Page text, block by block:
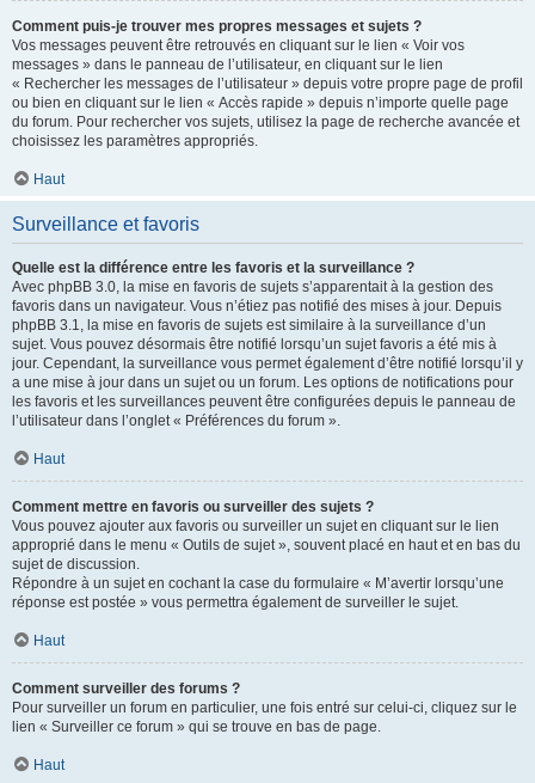
Comment puis-je trouver mes propres messages et sujets ?
Vos messages peuvent être retrouvés en cliquant sur le lien « Voir vos
messages » dans le panneau de l’utilisateur, en cliquant sur le lien
« Rechercher les messages de l’utilisateur » depuis votre propre page de profil
ou bien en cliquant sur le lien « Accès rapide » depuis n’importe quelle page
du forum. Pour rechercher vos sujets, utilisez la page de recherche avancée et
choisissez les paramètres appropriés.
Haut
Surveillance et favoris
Quelle est la différence entre les favoris et la surveillance ?
Avec phpBB 3.0, la mise en favoris de sujets s’apparentait à la gestion des
favoris dans un navigateur. Vous n’étiez pas notifié des mises à jour. Depuis
phpBB 3.1, la mise en favoris de sujets est similaire à la surveillance d’un
sujet. Vous pouvez désormais être notifié lorsqu’un sujet favoris a été mis à
jour. Cependant, la surveillance vous permet également d’être notifié lorsqu’il y
a une mise à jour dans un sujet ou un forum. Les options de notifications pour
les favoris et les surveillances peuvent être configurées depuis le panneau de
l’utilisateur dans l’onglet « Préférences du forum ».
Haut
Comment mettre en favoris ou surveiller des sujets ?
Vous pouvez ajouter aux favoris ou surveiller un sujet en cliquant sur le lien
approprié dans le menu « Outils de sujet », souvent placé en haut et en bas du
sujet de discussion.
Répondre à un sujet en cochant la case du formulaire « M’avertir lorsqu’une
réponse est postée » vous permettra également de surveiller le sujet.
Haut
Comment surveiller des forums ?
Pour surveiller un forum en particulier, une fois entré sur celui-ci, cliquez sur le
lien « Surveiller ce forum » qui se trouve en bas de page.
Haut